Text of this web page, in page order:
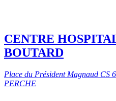
CENTRE
BOUTARD
Place du Président Magnaud CS
PERCHE